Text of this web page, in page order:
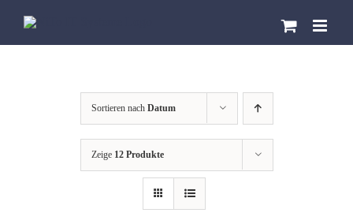
Inhalt
Sortieren nach Datum
Zeige 12 Produkte